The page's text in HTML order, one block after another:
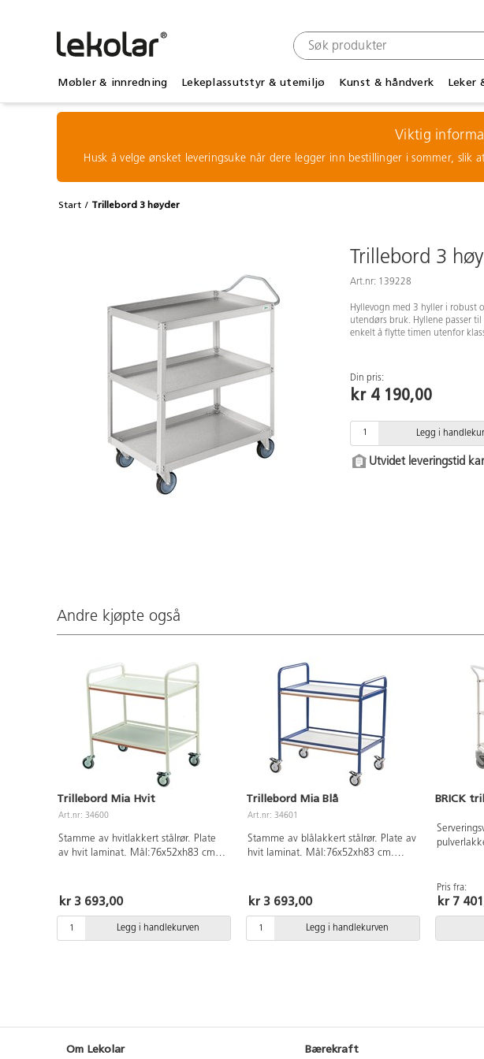
Møbler & innredning Lekeplassutstyr & utemiljø Kunst & håndverk Leker
Viktig
Husk å velge ønsket leveringsuke når dere legger inn bestillinger i sommer,
Start Trillebord 3 høyder
Trillebord 3
Art.nr: 139228
Hyllevogn med 3 hyller i robust
utendørs bruk. Hyllene passer
enkelt å flytte timen utenfor
Din pris:
kr 4 190,00
Legg i
Utvidet leveringstid
Andre kjøpte også
Trillebord Mia Hvit
Art.nr: 34600
Stamme av hvitlakkert stålrør. Plate
av hvit laminat. Mål:76x52xh83 cm.
20 kg. Maks belastning 100 kg. 2
låsbare hjul.
kr 3 693,00
Legg i handlekurven
Trillebord Mia Blå
Art.nr: 34601
Stamme av blålakkert stålrør. Plate av
hvit laminat. Mål:76x52xh83 cm.
20 kg. Maks belastning 100 kg. 2
låsbare hjul.
kr 3 693,00
Legg i handlekurven
BRICK
kg.
60x45
Høyde til
avstand
Pris fra:
kr 7
Om Lekolar Bærekraft